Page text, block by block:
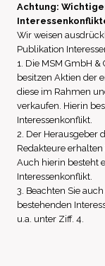
Achtung:
Wir weisen
Publikation
1. Die MSM GmbH
besitzen Aktien der
diese im Rahmen
verkaufen. Hierin
Interessenkonflikt.
2. Der Herausgeber
Redakteure
Auch hierin besteht
Interessenkonflikt.
3. Beachten Sie
bestehenden
u.a. unter Ziff. 4.